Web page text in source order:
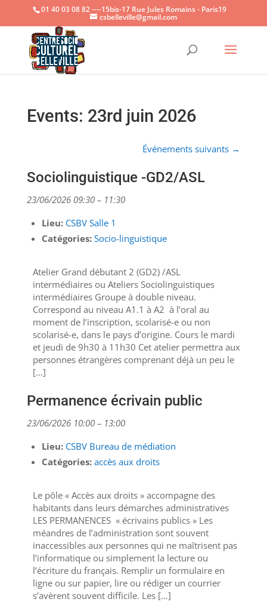
Ouvrir
01 40 03 08 82 ----15bis-17 Rue Jules Romains - Paris19
csbelleville@gmail.com
Events: 23rd juin 2026
Événements suivants →
Sociolinguistique -GD2/ASL
23/06/2026 09:30– 11:30
Lieu: CSBV Salle 1
Catégories: Socio-linguistique
Atelier Grand débutant 2 (GD2) /ASL
intermédiaires ou Ateliers Sociolinguistiques
intermédiaires Groupe à double niveau.
Correspond au niveau A1.1 à A2 à l’oral au
moment de l’inscription, scolarisé-e ou non
scolarisé-e, dans le pays d’origine. Cours le mardi
et jeudi de 9h30 à 11h30 Cet atelier permettra aux
personnes étrangères comprenant déjà un peu le
[…]
Permanence écrivain public
23/06/2026 10:00– 13:00
Lieu: CSBV Bureau de médiation
Catégories: accès aux droits
Le pôle « Accès aux droits » accompagne des
habitants dans leurs démarches administratives
LES PERMANENCES « écrivains publics » Les
méandres de l’administration sont souvent
inaccessibles aux personnes qui ne maîtrisent pas
l’informatique ou simplement la lecture ou
l’écriture du français. Remplir un formulaire en
ligne ou sur papier, lire ou rédiger un courrier
s’avèrent souvent difficile. Les […]